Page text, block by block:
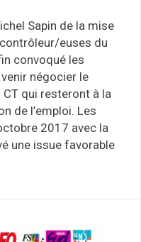
Sapin de la mise
euses du
convoqué les
négocier le
qui resteront à la
de l’emploi. Les
2017 avec la
une issue favorable